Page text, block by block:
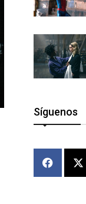
Síguenos